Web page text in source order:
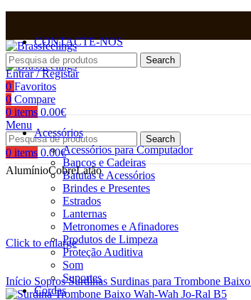
CONTACTE-NOS
Search
Entrar / Registar
0 Favoritos
0 Compare
0 items 0.00€
Menu
Search
0 items 0.00€
Acessórios
Acessórios para Computador
Bancos e Cadeiras
Batutas e Acessórios
Brindes e Presentes
Estrados
Lanternas
Metronomes e Afinadores
Produtos de Limpeza
Proteção Auditiva
Som
Suportes
Cordas
AlumínioCobreLatão
Click to enlarge
Início SoprosSurdinas Surdinas para Trombone Baixo